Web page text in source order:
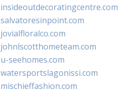
insideoutdecoratingcentre.com
salvatoresinpoint.com
jovialfloralco.com
johnlscotthometeam.com
u-seehomes.com
watersportslagonissi.com
mischieffashion.com